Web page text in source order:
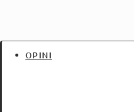
OPINI